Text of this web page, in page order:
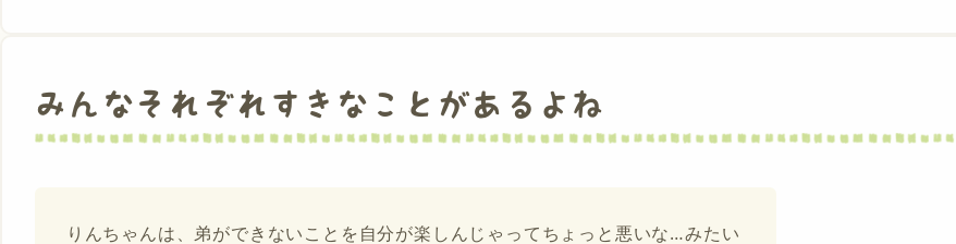
みんなそれぞれすきなことがあるよね
りんちゃんは、弟ができないことを自分が楽しんじゃってちょっと悪いな…みたい